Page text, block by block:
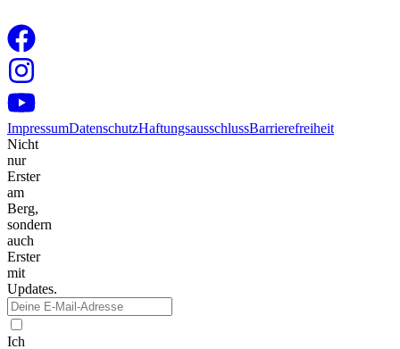
ImpressumDatenschutzHaftungsausschlussBarrierefreiheit
Nicht
nur
Erster
am
Berg,
sondern
auch
Erster
mit
Updates.
Ich